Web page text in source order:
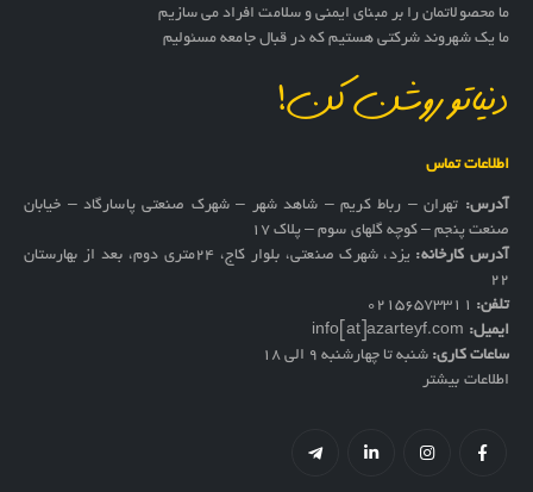
ما محصولاتمان را بر مبنای ایمنی و سلامت افراد می سازیم
ما یک شهروند شرکتی هستیم که در قبال جامعه مسئولیم
دنیاتو روشن کن!
اطلاعات تماس
آدرس: تهران – رباط کریم – شاهد شهر – شهرک صنعتی پاسارگاد – خیابان
صنعت پنجم – کوچه گلهای سوم – پلاک 17
آدرس کارخانه:
یزد، شهرک صنعتی، بلوار کاج، ۲۴متری دوم، بعد از بهارستان
۲۲
تلفن: 02156573311
ایمیل: info[at]azarteyf.com
ساعات کاری: شنبه تا چهارشنبه 9 الی 18
اطلاعات بیشتر